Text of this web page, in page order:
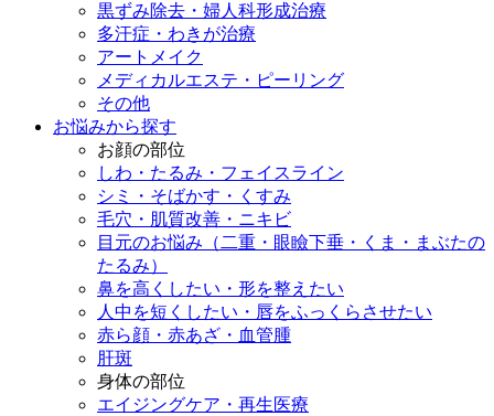
黒ずみ除去・婦人科形成治療
多汗症・わきが治療
アートメイク
メディカルエステ・ピーリング
その他
お悩みから探す
お顔の部位
しわ・たるみ・フェイスライン
シミ・そばかす・くすみ
毛穴・肌質改善・ニキビ
目元のお悩み（二重・眼瞼下垂・くま・まぶたの
たるみ）
鼻を高くしたい・形を整えたい
人中を短くしたい・唇をふっくらさせたい
赤ら顔・赤あざ・血管腫
肝斑
身体の部位
エイジングケア・再生医療